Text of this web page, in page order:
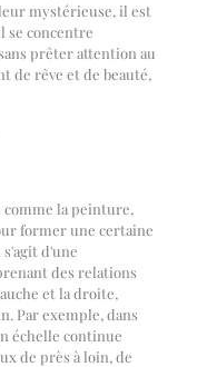
mystérieuse, il est
se concentre
prêter attention au
de rêve et de beauté,
comme la peinture,
former une certaine
d'une
des relations
et la droite,
Par exemple, dans
échelle continue
de près à loin, de